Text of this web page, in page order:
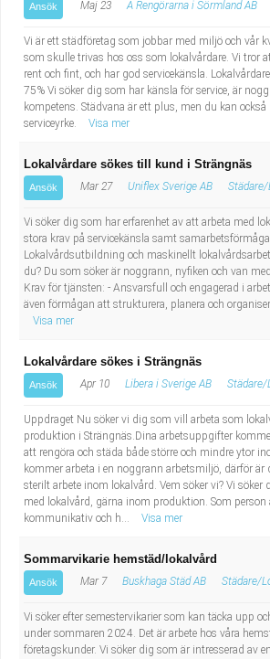
Ansök Maj 23 A Rengörarna i Sörmland AB
Vi är ett städföretag som jobbar med miljö och vår
som skulle trivas hos oss som lokalvårdare. Vi tror
rent och fint, och har god servicekänsla.
75% Vi söker dig som har känsla för service, är
kompetens. Städvana är ett plus, men du kan
serviceyrke.
Visa mer
Lokalvårdare sökes till kund i Strängnäs
Ansök Mar 27 Uniflex Sverige AB
Vi söker dig som har erfarenhet av att arbeta med
stora krav på servicekänsla samt
Lokalvårdsutbildning och maskinellt
du? Du som söker är noggrann, nyfiken och van
Krav för tjänsten: - Ansvarsfull och engagerad i
även förmågan att strukturera, planera och
Visa mer
Lokalvårdare sökes i Strängnäs
Ansök Apr 10 Libera i Sverige AB Städare/
Uppdraget Nu söker vi dig som vill arbeta som
produktion i Strängnäs.Dina arbetsuppgifter
att rengöra och städa både större och mindre ytor
kommer arbeta i en noggrann arbetsmiljö, därför
sterilt arbete inom lokalvård. Vem söker vi? Vi
med lokalvård, gärna inom produktion. Som
kommunikativ och h...
Visa mer
Sommarvikarie hemstäd/lokalvård
Ansök Mar 7 Buskhaga Städ AB Städare/
Vi söker efter semestervikarier som kan täcka upp
under sommaren 2024. Det är arbete hos våra
företagskunder. Vi söker dig som är intresserad av